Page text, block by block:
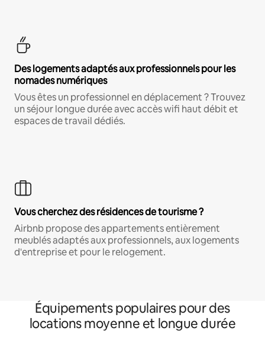
Des logements adaptés aux professionnels pour les
nomades numériques
Vous êtes un professionnel en déplacement ? Trouvez
un séjour longue durée avec accès wifi haut débit et
espaces de travail dédiés.
Vous cherchez des résidences de tourisme ?
Airbnb propose des appartements entièrement
meublés adaptés aux professionnels, aux logements
d'entreprise et pour le relogement.
Équipements populaires pour des
locations moyenne et longue durée